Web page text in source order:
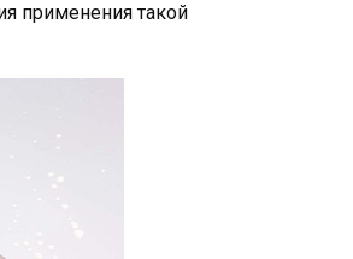
применения такой